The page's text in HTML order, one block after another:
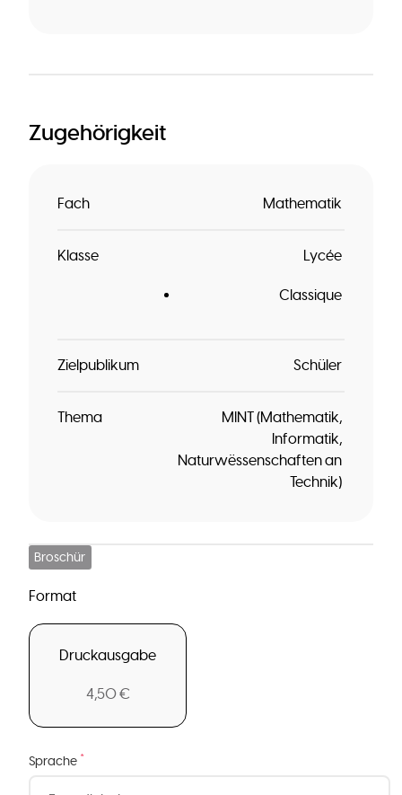
Zugehörigkeit
Fach Mathematik
Klasse Lycée
Classique
Zielpublikum Schüler
Thema
MINT (Mathematik,
Informatik,
Naturwëssenschaften an
Technik)
Broschür
Format
Druckausgabe
4,50 €
Sprache *